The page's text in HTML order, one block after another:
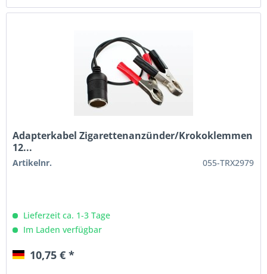
Adapterkabel Zigarettenanzünder/Krokoklemmen
12...
Artikelnr. 055-TRX2979
Lieferzeit ca. 1-3 Tage
Im Laden verfügbar
10,75 € *